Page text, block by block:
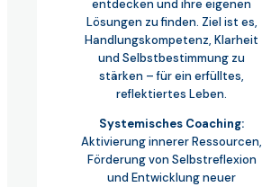
entdecken und ihre eigenen
Lösungen zu finden. Ziel ist es,
Handlungskompetenz, Klarheit
und Selbstbestimmung zu
stärken – für ein erfülltes,
reflektiertes Leben.
Systemisches Coaching:
Aktivierung innerer Ressourcen,
Förderung von Selbstreflexion
und Entwicklung neuer